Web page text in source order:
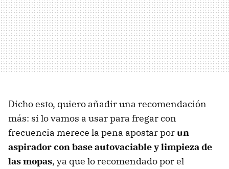
Dicho esto, quiero añadir una recomendación
más: si lo vamos a usar para fregar con
frecuencia merece la pena apostar porun
aspirador con base autovaciable y limpieza de
las mopas, ya que lo recomendado por el